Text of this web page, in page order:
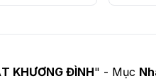
An
KHƯƠNG ĐÌNH" - Mục